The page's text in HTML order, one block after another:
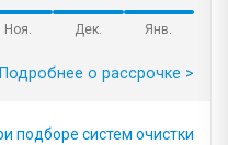
Ноя. Дек. Янв.
Подробнее о рассрочке >
подборе систем очистки